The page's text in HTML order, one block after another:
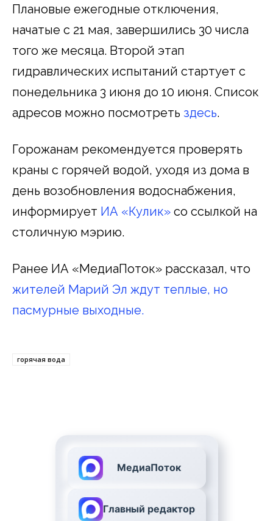
Плановые ежегодные отключения,
начатые с 21 мая, завершились 30 числа
того же месяца. Второй этап
гидравлических испытаний стартует с
понедельника 3 июня до 10 июня. Список
адресов можно посмотреть здесь.
Горожанам рекомендуется проверять
краны с горячей водой, уходя из дома в
день возобновления водоснабжения,
информирует ИА «Кулик» со ссылкой на
столичную мэрию.
Ранее ИА «МедиаПоток» рассказал, что
жителей Марий Эл ждут теплые, но
пасмурные выходные.
горячая вода
МедиаПоток
Главный редактор